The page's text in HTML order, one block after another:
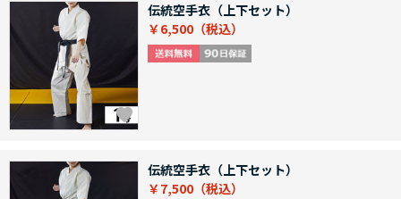
伝統空手衣（上下セット）
￥6,500
伝統空手衣（上下セット）
￥7,500